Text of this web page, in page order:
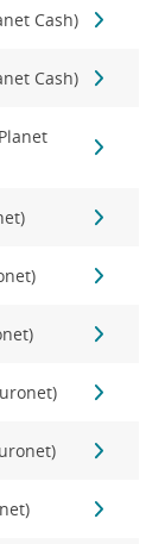
Cash)
Cash)